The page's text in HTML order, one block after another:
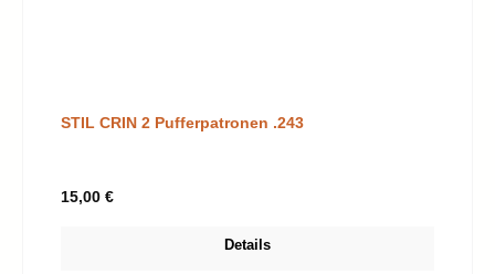
STIL CRIN 2 Pufferpatronen .243
Regulärer Preis:
15,00 €
Details